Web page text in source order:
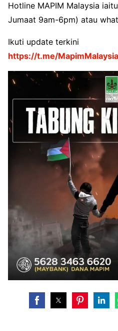
Hotline MAPIM Malaysia
Jumaat 9am-6pm) atau
Ikuti update terkini
https://t.me/MapimMalaysia